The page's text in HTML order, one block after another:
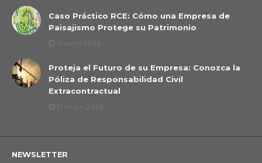
Caso Práctico RCE: Cómo una Empresa de
Paisajismo Protege su Patrimonio
16 junio 2026
Proteja el Futuro de su Empresa: Conozca la
Póliza de Responsabilidad Civil
Extracontractual
21 mayo 2026
NEWSLETTER